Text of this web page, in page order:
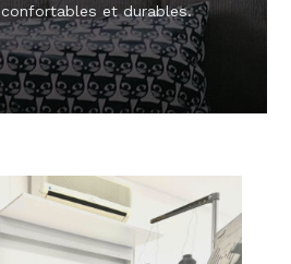
et durables.